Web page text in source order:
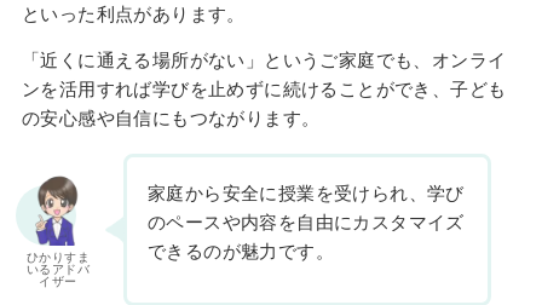
といった利点があります。
「近くに通える場所がない」というご家庭でも、オンライ
ンを活用すれば学びを止めずに続けることができ、子ども
の安心感や自信にもつながります。
ひかりすま
いるアドバ
イザー
家庭から安全に授業を受けられ、学び
のペースや内容を自由にカスタマイズ
できるのが魅力です。